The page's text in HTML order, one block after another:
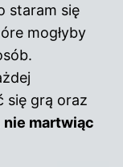
staram się
mogłyby
się grą oraz
nie martwiąc